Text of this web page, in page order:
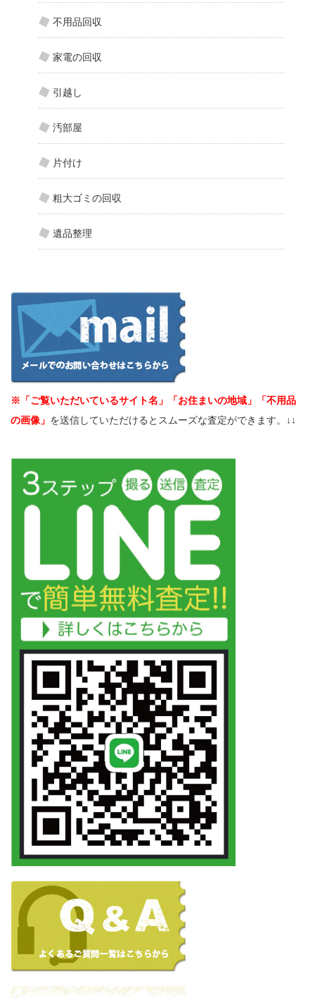
不用品回収
家電の回収
引越し
汚部屋
片付け
粗大ゴミの回収
遺品整理
※「ご覧いただいているサイト名」「お住まいの地域」「不用品
の画像」 を送信していただけるとスムーズな査定ができます。↓↓